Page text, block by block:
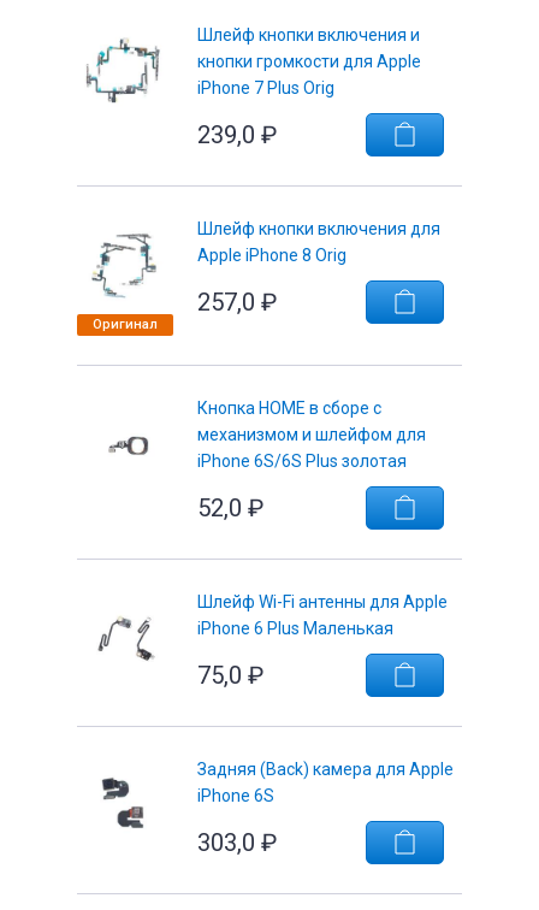
Шлейф кнопки включения и
кнопки громкости для Apple
iPhone 7 Plus Orig
239,0 ₽
Оригинал
Шлейф кнопки включения для
Apple iPhone 8 Orig
257,0 ₽
Кнопка HOME в сборе с
механизмом и шлейфом для
iPhone 6S/6S Plus золотая
52,0 ₽
Шлейф Wi-Fi антенны для Apple
iPhone 6 Plus Маленькая
75,0 ₽
Задняя (Back) камера для Apple
iPhone 6S
303,0 ₽